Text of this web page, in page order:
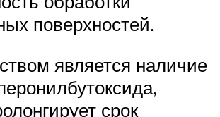
поверхностей.
является наличие
срок